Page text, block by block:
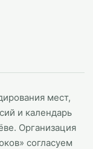
мест,
и календарь
Организация
согласуем